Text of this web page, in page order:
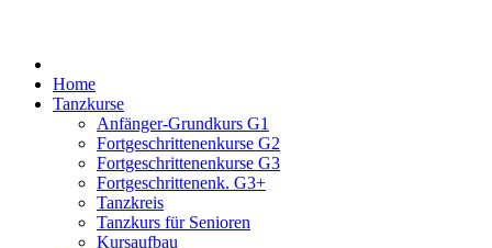
Home
Tanzkurse
Anfänger-Grundkurs G1
Fortgeschrittenenkurse G2
Fortgeschrittenenkurse G3
Fortgeschrittenenk. G3+
Tanzkreis
Tanzkurs für Senioren
Kursaufbau